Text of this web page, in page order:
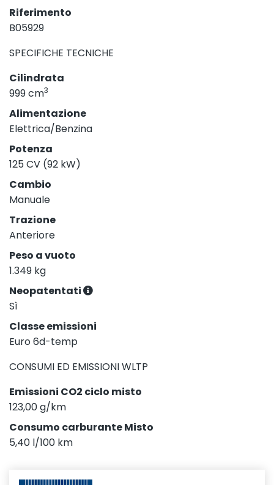
Riferimento
B05929
SPECIFICHE TECNICHE
Cilindrata
999 cm3
Alimentazione
Elettrica/Benzina
Potenza
125 CV (92 kW)
Cambio
Manuale
Trazione
Anteriore
Peso a vuoto
1.349 kg
Neopatentati
Sì
Classe emissioni
Euro 6d-temp
CONSUMI ED EMISSIONI WLTP
Emissioni CO2 ciclo misto
123,00 g/km
Consumo carburante Misto
5,40 l/100 km